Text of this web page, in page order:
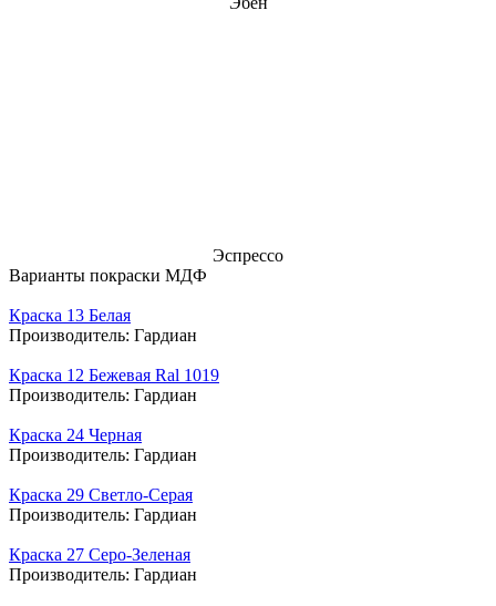
Эспрессо
Варианты покраски МДФ
Краска 13 Белая
Производитель: Гардиан
Краска 12 Бежевая Ral 1019
Производитель: Гардиан
Краска 24 Черная
Производитель: Гардиан
Краска 29 Светло-Серая
Производитель: Гардиан
Краска 27 Серо-Зеленая
Производитель: Гардиан